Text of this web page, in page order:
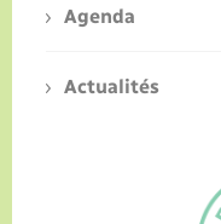
Agenda
Actualités